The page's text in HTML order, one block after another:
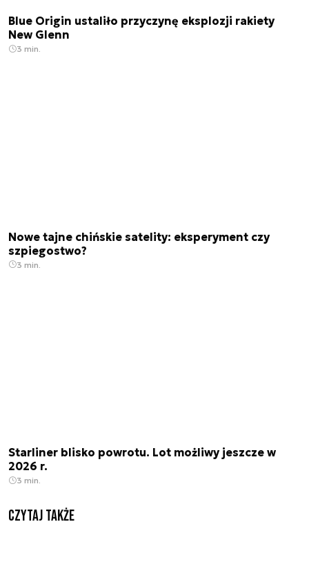
Blue Origin ustaliło przyczynę eksplozji rakiety
New Glenn
3 min.
Nowe tajne chińskie satelity: eksperyment czy
szpiegostwo?
3 min.
Starliner blisko powrotu. Lot możliwy jeszcze w
2026 r.
3 min.
Czytaj także